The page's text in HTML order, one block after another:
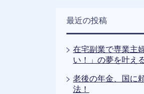
最近の投稿
在宅副業で専業主
い！」の夢を叶える
老後の年金、国に
法！